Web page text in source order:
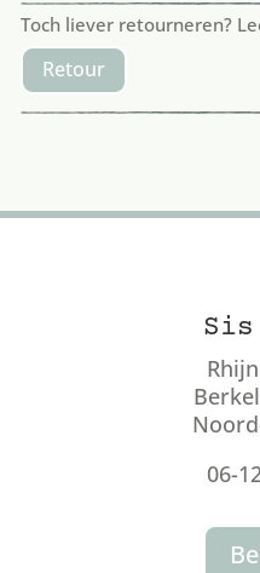
Toch liever retourneren?
Retour
Sis
06-